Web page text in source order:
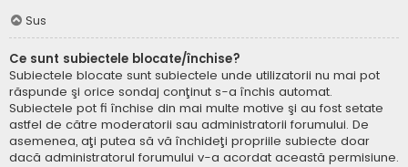
Sus
Ce sunt subiectele blocate/închise?
Subiectele blocate sunt subiectele unde utilizatorii nu mai pot
răspunde şi orice sondaj conţinut s-a închis automat.
Subiectele pot fi închise din mai multe motive şi au fost setate
astfel de către moderatorii sau administratorii forumului. De
asemenea, aţi putea să vă închideţi propriile subiecte doar
dacă administratorul forumului v-a acordat această permisiune.